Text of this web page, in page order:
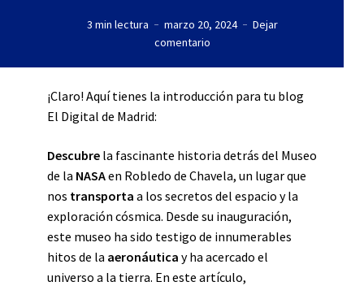
3 min lectura marzo 20, 2024
Dejar
comentario
¡Claro! Aquí tienes la introducción para tu blog
El Digital de Madrid:
Descubre la fascinante historia detrás del Museo
de la NASAen Robledo de Chavela, un lugar que
nos transporta a los secretos del espacio y la
exploración cósmica. Desde su inauguración,
este museo ha sido testigo de innumerables
hitos de la aeronáutica y ha acercado el
universo a la tierra. En este artículo,